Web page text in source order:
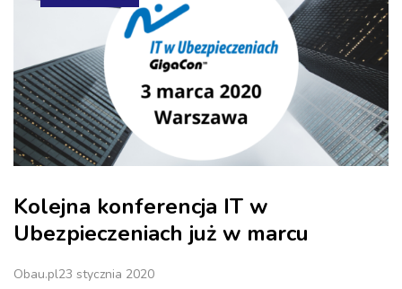
Kolejna konferencja IT w
Ubezpieczeniach już w marcu
Obau.pl23 stycznia 2020